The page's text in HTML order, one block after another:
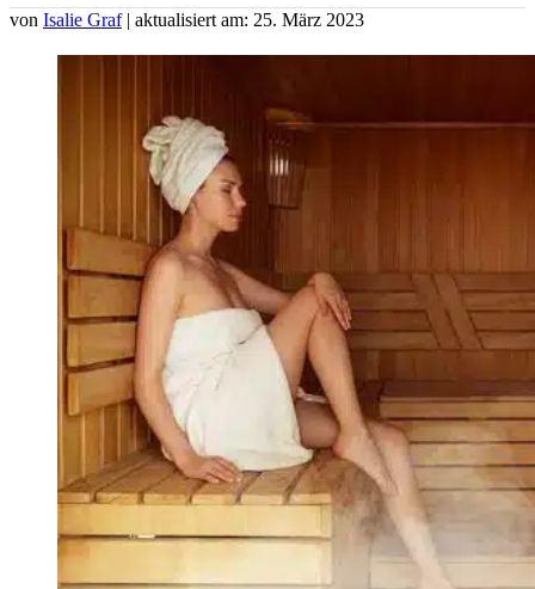
von Isalie Graf | aktualisiert am: 25. März 2023